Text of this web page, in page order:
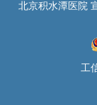
外资投资或持股情
自然人；（2）符
①具有独立承担民
务会计制度；③具
北京积水潭医院
工